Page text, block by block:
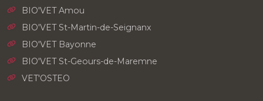
BIO'VET Amou
BIO'VET St-Martin-de-Seignanx
BIO'VET Bayonne
BIO'VET St-Geours-de-Maremne
VET'OSTEO